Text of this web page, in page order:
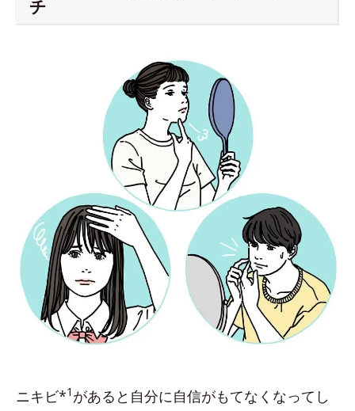
チ
ニキビ*1 があると自分に自信がもてなくなってし